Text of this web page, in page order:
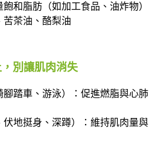
和脂肪（如加工食品、油炸物）
苦茶油、酪梨油
別讓肌肉消失
腳踏車、游泳）：促進燃脂與心肺
伏地挺身、深蹲）：維持肌肉量與